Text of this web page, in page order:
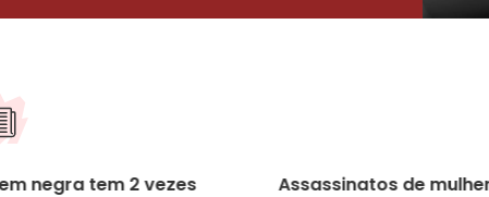
negra tem 2 vezes
Assassinatos de